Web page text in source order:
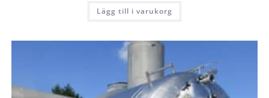
Lägg till i varukorg